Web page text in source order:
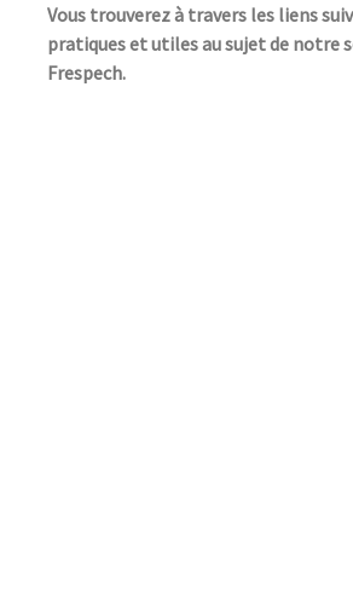
Vous trouverez à travers les liens
pratiques et utiles au sujet de notre
Frespech.